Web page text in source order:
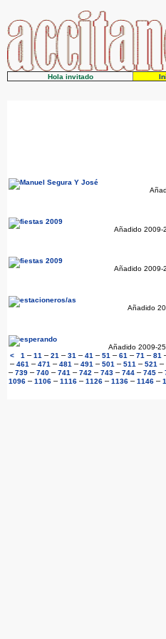
Hola invitado
Añadido 2009-
Añadido 2009-
Añadido
Añadido 2009-
<
1 – 11 – 21 – 31 – 41 – 51 – 61 – 71 – 81
– 461 – 471 – 481 – 491 – 501 – 511 – 521 –
– 739 – 740 – 741 – 742 – 743 – 744 – 745 –
1096 – 1106 – 1116 – 1126 – 1136 – 1146 –